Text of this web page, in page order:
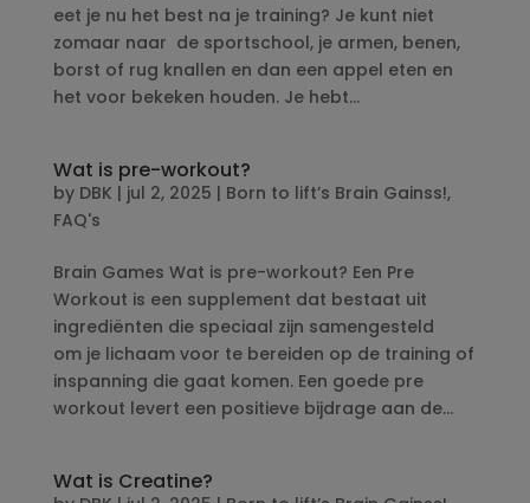
eet je nu het best na je training? Je kunt niet
zomaar naar de sportschool, je armen, benen,
borst of rug knallen en dan een appel eten en
het voor bekeken houden. Je hebt...
Wat is pre-workout?
by DBK | jul 2, 2025 | Born to lift’s Brain Gainss!,
FAQ's
Brain Games Wat is pre-workout? Een Pre
Workout is een supplement dat bestaat uit
ingrediënten die speciaal zijn samengesteld
om je lichaam voor te bereiden op de training of
inspanning die gaat komen. Een goede pre
workout levert een positieve bijdrage aan de...
Wat is Creatine?